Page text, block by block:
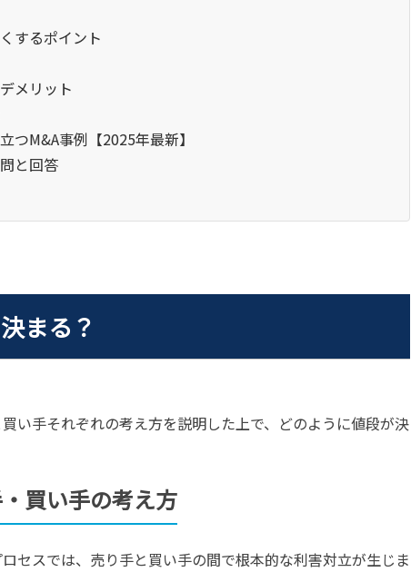
するポイント
メリット
つM&A事例【2025年最新】
と回答
まる？
買い手それぞれの考え方を説明した上で、どのように値段が決
買い手の考え方
セスでは、売り手と買い手の間で根本的な利害対立が生じま